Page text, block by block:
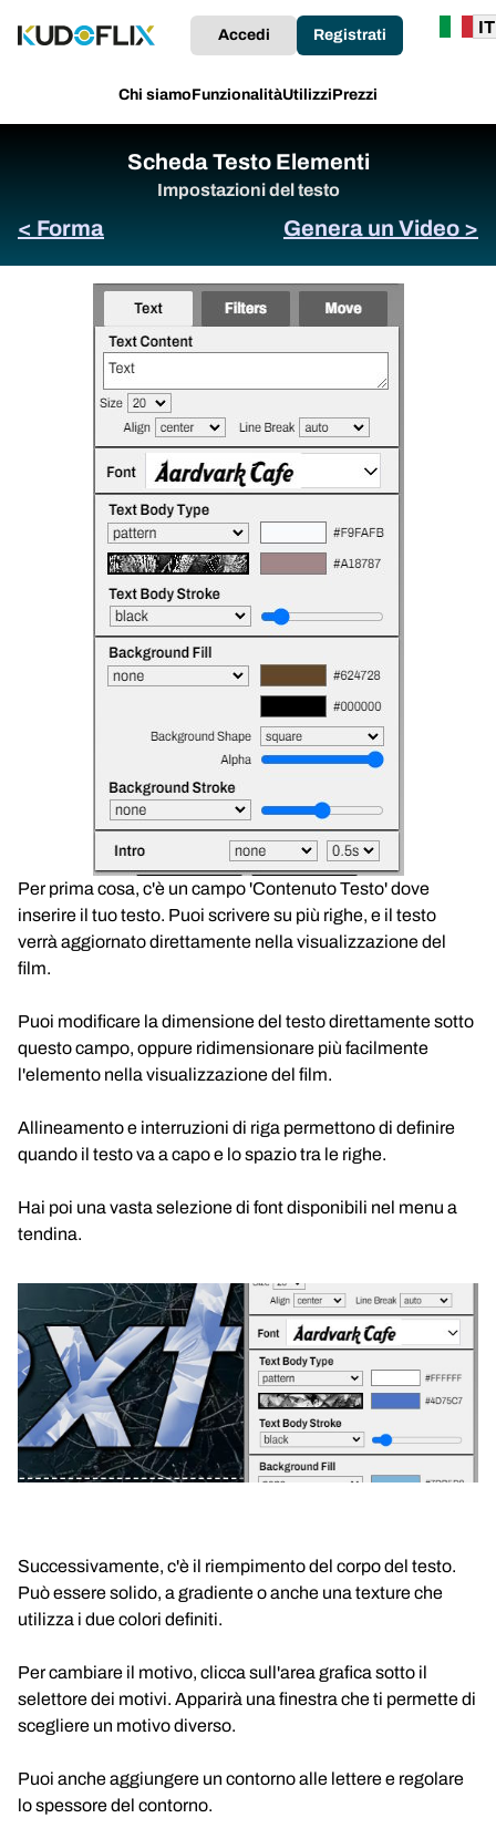
Chi siamoFunzionalitàUtilizziPrezzi
Accedi Registrati
Scheda Testo Elementi
Impostazioni del testo
< Forma Genera un Video >
Per prima cosa, c'è un campo 'Contenuto Testo' dove
inserire il tuo testo. Puoi scrivere su più righe, e il testo
verrà aggiornato direttamente nella visualizzazione del
film.
Puoi modificare la dimensione del testo direttamente sotto
questo campo, oppure ridimensionare più facilmente
l'elemento nella visualizzazione del film.
Allineamento e interruzioni di riga permettono di definire
quando il testo va a capo e lo spazio tra le righe.
Hai poi una vasta selezione di font disponibili nel menu a
tendina.
Successivamente, c'è il riempimento del corpo del testo.
Può essere solido, a gradiente o anche una texture che
utilizza i due colori definiti.
Per cambiare il motivo, clicca sull'area grafica sotto il
selettore dei motivi. Apparirà una finestra che ti permette di
scegliere un motivo diverso.
Puoi anche aggiungere un contorno alle lettere e regolare
lo spessore del contorno.